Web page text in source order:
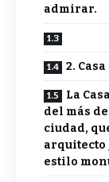
admirar.
2.
La
del más
ciudad,
arquitecto
estilo